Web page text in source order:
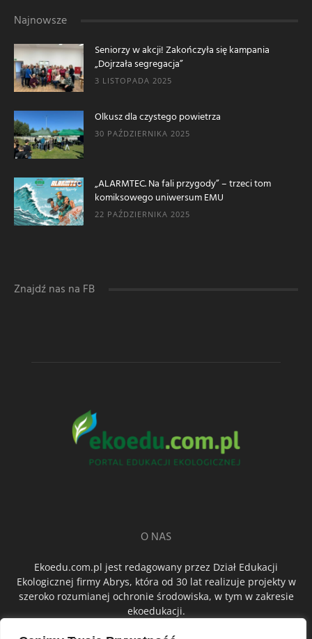
Najnowsze
Seniorzy w akcji! Zakończyła się kampania
„Dojrzała segregacja”
3 LISTOPADA 2025
Olkusz dla czystego powietrza
30 PAŹDZIERNIKA 2025
„ALARMTEC. Na fali przygody” – trzeci tom
komiksowego uniwersum EMU
22 PAŹDZIERNIKA 2025
Znajdź nas na FB
O NAS
Ekoedu.com.pl jest redagowany przez Dział Edukacji
Ekologicznej firmy Abrys, która od 30 lat realizuje projekty w
szeroko rozumianej ochronie środowiska, w tym w zakresie
ekoedukacji.